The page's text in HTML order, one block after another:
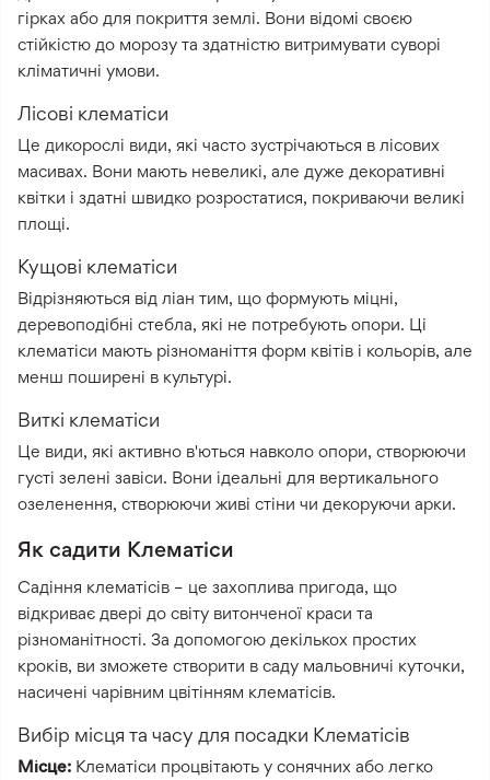
гірках або для покриття землі. Вони відомі своєю
стійкістю до морозу та здатністю витримувати суворі
кліматичні умови.
Лісові клематіси
Це дикорослі види, які часто зустрічаються в лісових
масивах. Вони мають невеликі, але дуже декоративні
квітки і здатні швидко розростатися, покриваючи великі
площі.
Кущові клематіси
Відрізняються від ліан тим, що формують міцні,
деревоподібні стебла, які не потребують опори. Ці
клематіси мають різноманіття форм квітів і кольорів, але
менш поширені в культурі.
Виткі клематіси
Це види, які активно в'ються навколо опори, створюючи
густі зелені завіси. Вони ідеальні для вертикального
озеленення, створюючи живі стіни чи декоруючи арки.
Як садити Клематіси
Садіння клематісів – це захоплива пригода, що
відкриває двері до світу витонченої краси та
різноманітності. За допомогою декількох простих
кроків, ви зможете створити в саду мальовничі куточки,
насичені чарівним цвітінням клематісів.
Вибір місця та часу для посадки Клематісів
Місце: Клематіси процвітають у сонячних або легко